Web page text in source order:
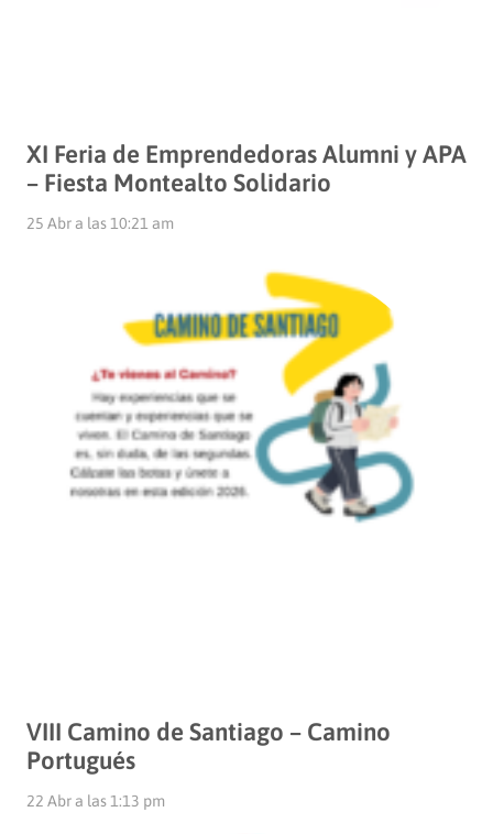
XI Feria de Emprendedoras Alumni y APA
– Fiesta Montealto Solidario
25 Abr a las 10:21 am
VIII Camino de Santiago – Camino
Portugués
22 Abr a las 1:13 pm